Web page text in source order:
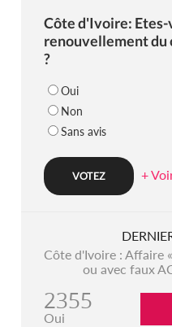
Côte d'Ivoire: Etes-
renouvellement du
?
Oui
Non
Sans avis
+
Côte d'Ivoire : Affaire
ou avec faux
2355
Oui